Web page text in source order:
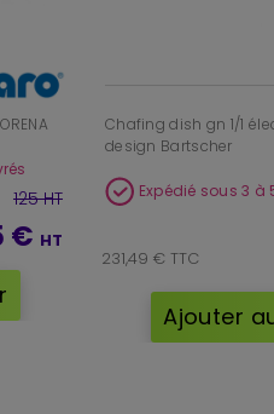
125 HT
€ HT
Chafing dish gn 1/1
design Bartscher
Expédié sous 3 à
231,49 € TTC
Ajouter